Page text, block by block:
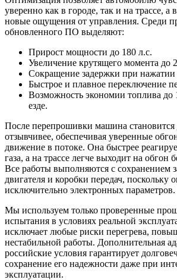
уверенно как в городе, так и на трассе, а
новые ощущения от управления. Среди
обновленного ПО выделяют:
Прирост мощности до 180 л.с.
Увеличение крутящего момента до
Сокращение задержки при нажатии
Быстрое и плавное переключение
Возможность экономии топлива до
езде.
После перепрошивки машина
отзывчивее, обеспечивая уверенные
движение в потоке. Она быстрее
газа, а на трассе легче выходит на обгон
Все работы выполняются с сохранением
двигателя и коробки передач, поскольку
исключительно электронных параметров.
Мы используем только проверенные
испытания в условиях реальной
исключает любые риски перегрева,
нестабильной работы. Дополнительная
российские условия гарантирует
сохранение его надежности даже при
эксплуатации.